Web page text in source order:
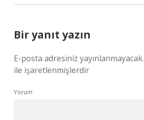
Bir yanıt yazın
E-posta adresiniz yayınlanmayacak.
ile işaretlenmişlerdir
Yorum